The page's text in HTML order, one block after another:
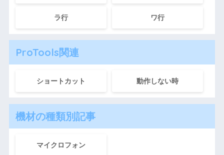
ラ行 ワ行
ProTools関連
ショートカット 動作しない時
機材の種類別記事
マイクロフォン